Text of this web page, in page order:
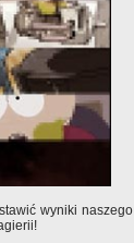
wyniki naszego